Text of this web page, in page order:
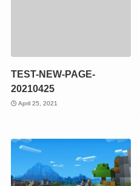
TEST-NEW-PAGE-
20210425
April 25, 2021